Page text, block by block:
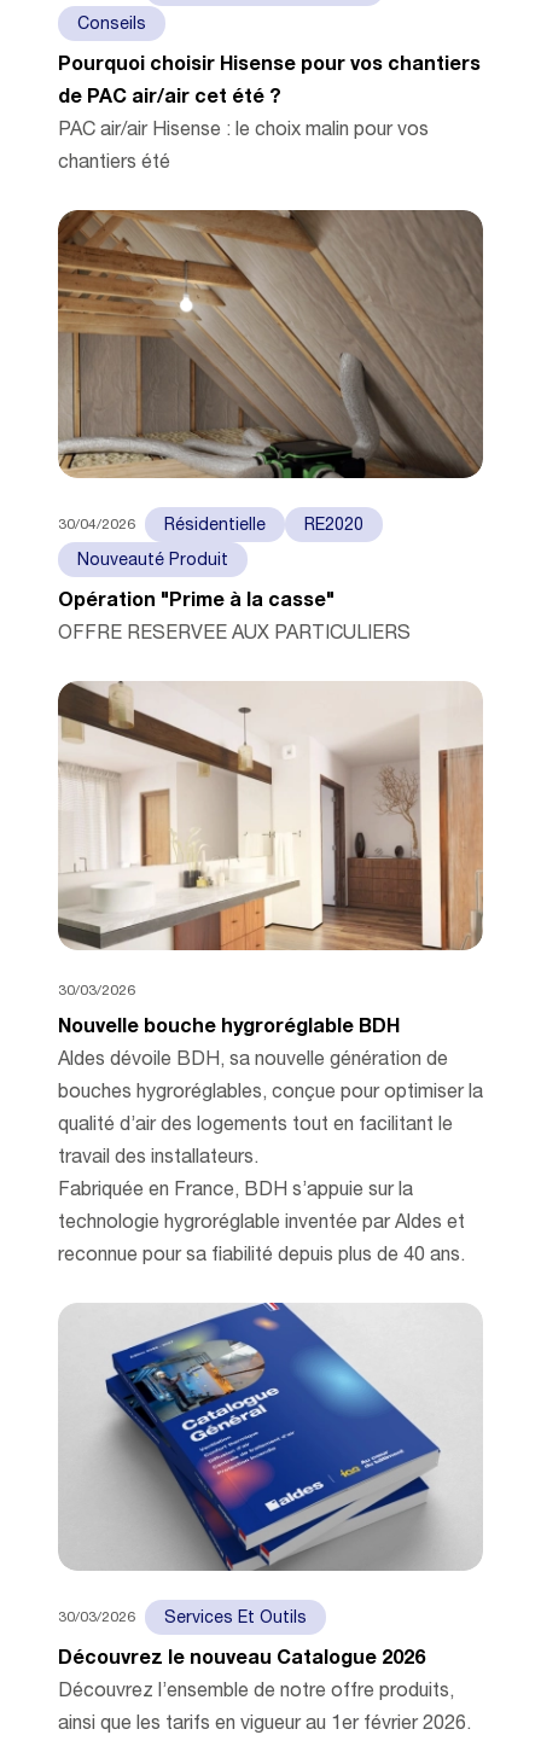
Conseils
Pourquoi choisir Hisense pour vos chantiers
de PAC air/air cet été ?
PAC air/air Hisense : le choix malin pour vos
chantiers été
30/04/2026 Résidentielle RE2020
Nouveauté Produit
Opération "Prime à la casse"
OFFRE RESERVEE AUX PARTICULIERS
30/03/2026
Nouvelle bouche hygroréglable BDH
Aldes dévoile BDH, sa nouvelle génération de
bouches hygroréglables, conçue pour optimiser la
qualité d’air des logements tout en facilitant le
travail des installateurs.
Fabriquée en France, BDH s’appuie sur la
technologie hygroréglable inventée par Aldes et
reconnue pour sa fiabilité depuis plus de 40 ans.
30/03/2026 Services Et Outils
Découvrez le nouveau Catalogue 2026
Découvrez l’ensemble de notre offre produits,
ainsi que les tarifs en vigueur au 1er février 2026.